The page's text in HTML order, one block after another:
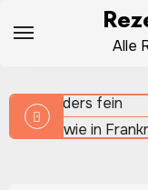
Inhalt
Alle
Sauerteigbrot
Crêpes wie in